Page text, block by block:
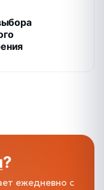
?
ежедневно с